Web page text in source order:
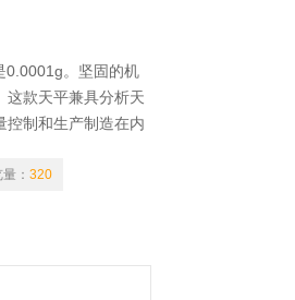
0.0001g。坚固的机
这款天平兼具分析天
控制和生产制造在内
： 320